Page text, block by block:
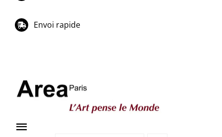
Envoi rapide